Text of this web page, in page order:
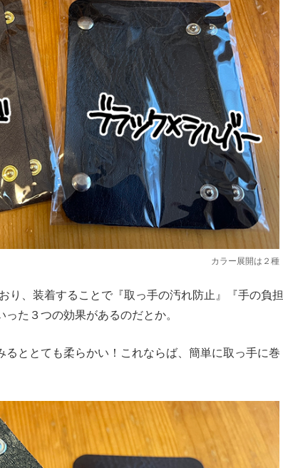
カラー展開は２種
り、装着することで『取っ手の汚れ防止』『手の負担
た３つの効果があるのだとか。
るととても柔らかい！これならば、簡単に取っ手に巻